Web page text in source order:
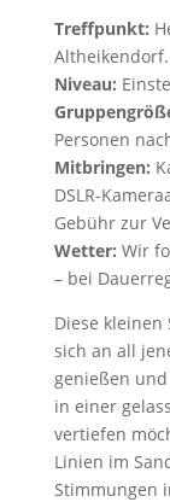
Treffpunkt:
Altheikendorf.
Niveau:
Personen
Mitbringen:
DSLR-
Gebühr zur
Wetter: Wir
– bei
Diese
sich an all
genießen
in einer
vertiefen
Linien im
Stimmungen